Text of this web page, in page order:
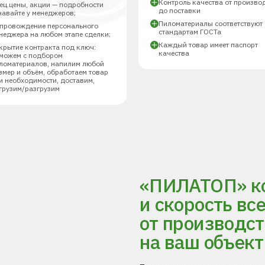
акции — подробности
у менеджеров;
персонального
на любом этапе сделки;
контракта под ключ:
с подбором
напилим любой
и объём, обработаем товар
необходимости, доставим,
разгрузим
Контроль качества от
до поставки
Пиломатериалы соответствуют
стандартам ГОСТа
Каждый товар имеет паспорт
качества
«ПИЛАТОП»
и скорость
от
на ваш объект